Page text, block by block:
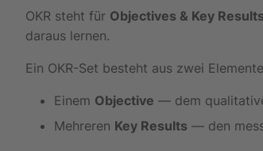
OKR steht für Objectives & Key Results
daraus lernen.
Ein OKR-Set besteht aus zwei
Einem Objective — dem
Mehreren Key Results — den